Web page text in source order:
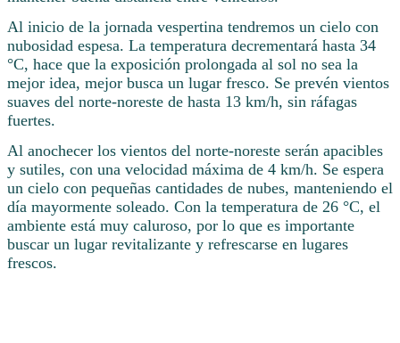
Al inicio de la jornada vespertina tendremos un cielo con
nubosidad espesa. La temperatura decrementará hasta 34
°C, hace que la exposición prolongada al sol no sea la
mejor idea, mejor busca un lugar fresco. Se prevén vientos
suaves del norte-noreste de hasta 13 km/h, sin ráfagas
fuertes.
Al anochecer los vientos del norte-noreste serán apacibles
y sutiles, con una velocidad máxima de 4 km/h. Se espera
un cielo con pequeñas cantidades de nubes, manteniendo el
día mayormente soleado. Con la temperatura de 26 °C, el
ambiente está muy caluroso, por lo que es importante
buscar un lugar revitalizante y refrescarse en lugares
frescos.